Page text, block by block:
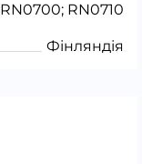
RN0700; RN0710
Фінляндія